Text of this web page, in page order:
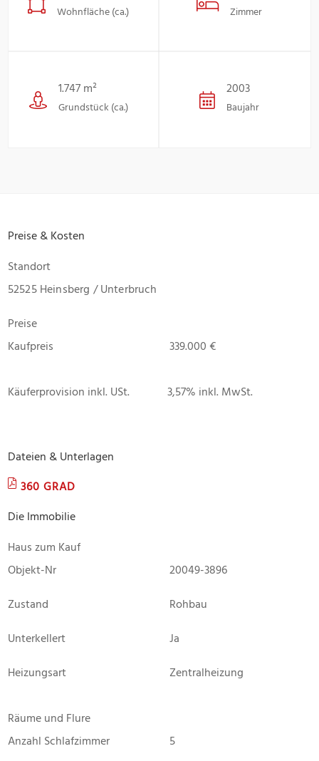
Wohnfläche (ca.) Zimmer
1.747 m²
Grundstück (ca.)
2003
Baujahr
Preise & Kosten
Standort
52525 Heinsberg / Unterbruch
Preise
Kaufpreis
339.000 €
Käuferprovision inkl. USt. 3,57% inkl. MwSt.
Dateien & Unterlagen
360 GRAD
Die Immobilie
Haus zum Kauf
Objekt-Nr
20049-3896
Zustand
Rohbau
Unterkellert
Ja
Heizungsart
Zentralheizung
Räume und Flure
Anzahl Schlafzimmer
5